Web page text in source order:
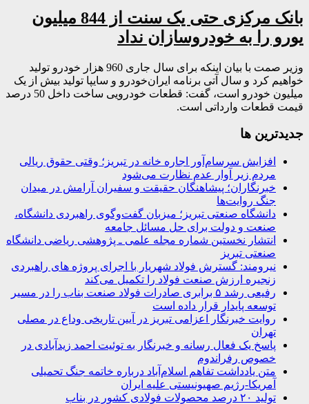
بانک مرکزی حتی یک سنت از 844 میلیون
یورو را به خودروسازان نداد
وزیر صمت با بیان اینکه برای سال جاری 960 هزار خودرو تولید
خواهیم کرد و سال آتی برنامه ایران‌خودرو و سایپا تولید بیش از یک
میلیون خودرو است، گفت: قطعات خودرویی ساخت داخل 50 درصد
قیمت قطعات وارداتی است.
جديدترين ها
افزایش سرسام‌آور اجاره خانه در تبریز؛ وقتی حقوق ریالی
مردم زیر آوار عدم نظارت می‌شود
خبرنگاران؛ پیشاهنگان حقیقت و سفیران آرامش در میدان
جنگ روایت‌ها
دانشگاه صنعتی تبریز؛ میزبان گفت‌وگوی راهبردی دانشگاه،
صنعت و دولت برای حل مسائل جامعه
انتشار نخستین شماره مجله علمی ـ پژوهشی ریاضی دانشگاه
صنعتی تبریز
نیرومند: گسترش فولاد شهریار با اجرای پروژه های راهبردی
زنجیره ارزش صنعت فولاد را تکمیل می‌کند
رفیعی رشد ۵ برابری صادرات فولاد صنعت بناب را در مسیر
توسعه پایدار قرار داده است
روایت خبرنگار اعزامی تبریز در آیین تاریخی وداع در مصلی
تهران
پاسخ یک فعال رسانه و خبرنگار به توئیت احمد زیدآبادی در
خصوص رفراندوم
متن یادداشت تفاهم اسلام‌آباد درباره خاتمه جنگ تحمیلی
آمریکا-رژیم صهیونیستی علیه ایران
تولید ۲۰ درصد محصولات فولادی کشور در بناب